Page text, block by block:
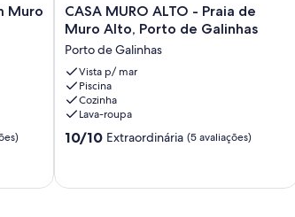
Muro
CASA
MURO
-
Praia
de
Muro
Alto,
Porto
Porto
CASA MURO ALTO - Praia de
Muro Alto, Porto de Galinhas
Porto de Galinhas
Vista p/ mar
Piscina
Cozinha
Lava-roupa
10.0
Extraordinária,
10/10 Extraordinária (5 avaliações)